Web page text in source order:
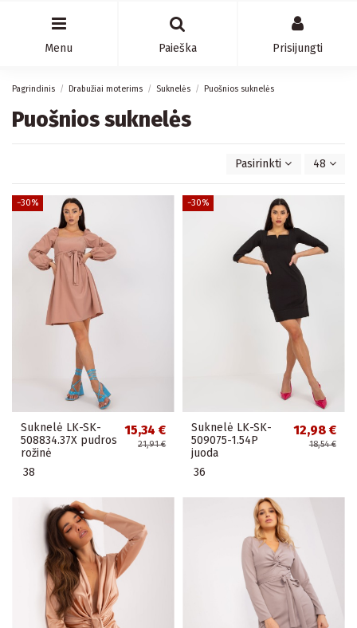
Menu Paieška Prisijungti
Pagrindinis Drabužiai moterims Suknelės Puošnios suknelės
Puošnios suknelės
Pasirinkti 48
−30%
Suknelė LK-SK-
508834.37X pudros
rožinė
15,34 €
21,91 €
38
−30%
Suknelė LK-SK-
509075-1.54P
juoda
12,98 €
18,54 €
36